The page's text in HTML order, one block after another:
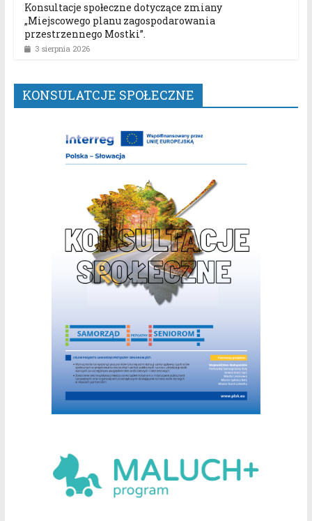
Konsultacje społeczne dotyczące zmiany
„Miejscowego planu zagospodarowania
przestrzennego Mostki”.
3 sierpnia 2026
KONSULATCJE SPOŁECZNE